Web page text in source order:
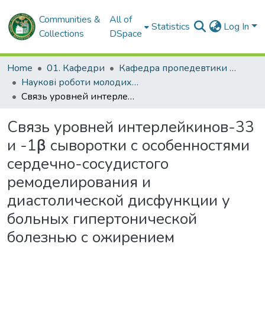
Communities &
Collections
All of
DSpace
Statistics Log In
Home 01. Кафедри
Кафедра пропедевтики внутрішньої медицини № 1, основ біоетики та біобезпеки
Наукові роботи молодих дослідників. Кафедра пропедевтики внутрішньої медицини № 1, основ біоетики та біобезпеки
Связь уровней интерлейкинов-33 и -1β сыворотки с особенностями сердечно-сосудистого ремоделирования и диастолической дисфункции у больных гипертонической болезнью с ожирением
Связь уровней интерлейкинов-33
и -1β сыворотки с особенностями
сердечно-сосудистого
ремоделирования и
диастолической дисфункции у
больных гипертонической
болезнью с ожирением